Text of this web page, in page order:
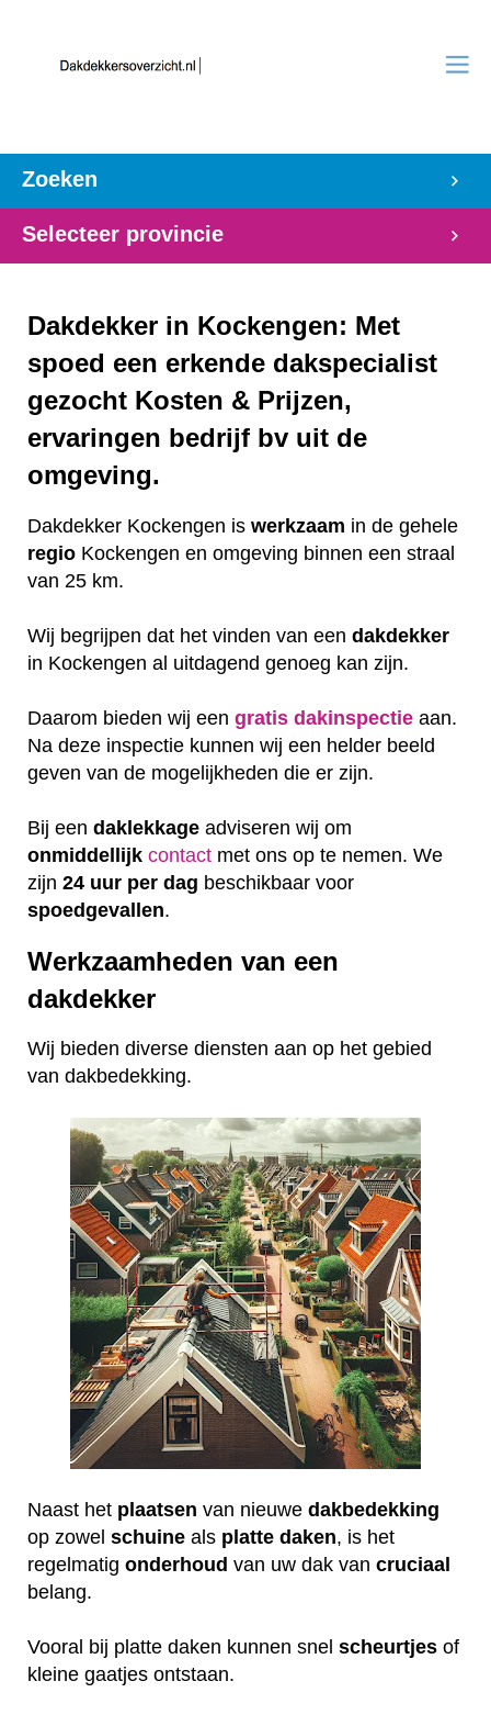
Zoeken
Selecteer provincie
Dakdekker in Kockengen: Met
spoed een erkende dakspecialist
gezocht Kosten & Prijzen,
ervaringen bedrijf bv uit de
omgeving.
Dakdekker Kockengen is werkzaam in de gehele
regio Kockengen en omgeving binnen een straal
van 25 km.
Wij begrijpen dat het vinden van een dakdekker
in Kockengen al uitdagend genoeg kan zijn.
Daarom bieden wij een gratis dakinspectie aan.
Na deze inspectie kunnen wij een helder beeld
geven van de mogelijkheden die er zijn.
Bij een daklekkage adviseren wij om
onmiddellijk contact met ons op te nemen. We
zijn 24 uur per dag beschikbaar voor
spoedgevallen.
Werkzaamheden van een
dakdekker
Wij bieden diverse diensten aan op het gebied
van dakbedekking.
Naast het plaatsen van nieuwe dakbedekking
op zowel schuine als platte daken, is het
regelmatig onderhoud van uw dak van cruciaal
belang.
Vooral bij platte daken kunnen snel scheurtjes of
kleine gaatjes ontstaan.